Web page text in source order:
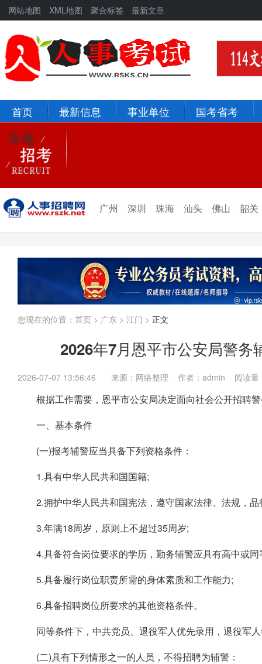
网站地图 XML地图 聚合标签 最新文章
首页 最新信息 事业单位 国考省考
北京
宁夏
甘肃 陕西 西藏 四川
重庆
河北
湖北 湖南 江西 安徽
浙江
江苏
福建 广东 广西
海南
国考
省考 企业 内蒙古
广州 深圳 珠海 汕头 佛山 韶关
您现在的位置： 首页 > 广东 > 江门 > 正文
2026年7月恩平市公安局警
2026-07-07 13:56:46 来源：网络整理 作者：admin 阅读量
根据工作需要，恩平市公安局决定面向社会公开招聘
一、基本条件
(一)报考辅警应当具备下列资格条件：
1.具有中华人民共和国国籍;
2.拥护中华人民共和国宪法，遵守国家法律、法规，品
3.年满18周岁，原则上不超过35周岁;
4.具备符合岗位要求的学历，勤务辅警应具有高中或
5.具备履行岗位职责所需的身体素质和工作能力;
6.具备招聘岗位所要求的其他资格条件。
同等条件下，中共党员、退役军人优先录用，退役军
(二)具有下列情形之一的人员，不得招聘为辅警：